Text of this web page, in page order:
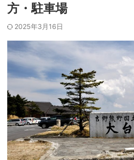
方・駐車場
2025年3月16日